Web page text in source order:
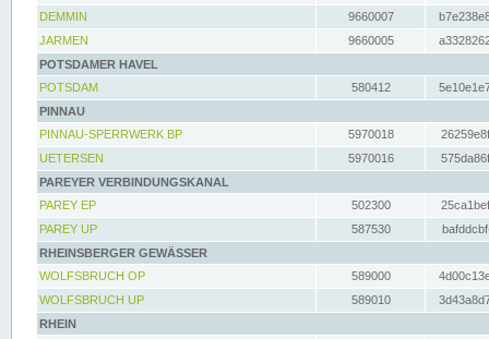
DEMMIN
9660007
JARMEN
9660005
POTSDAMER HAVEL
POTSDAM
580412
PINNAU
PINNAU-SPERRWERK BP
5970018
UETERSEN
5970016
PAREYER VERBINDUNGSKANAL
PAREY EP
502300
PAREY UP
587530
RHEINSBERGER GEWÄSSER
WOLFSBRUCH OP
589000
WOLFSBRUCH UP
589010
RHEIN